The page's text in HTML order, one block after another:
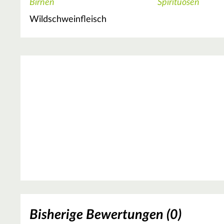
Birnen
Spirituosen
Wildschweinfleisch
Bisherige Bewertungen (0)